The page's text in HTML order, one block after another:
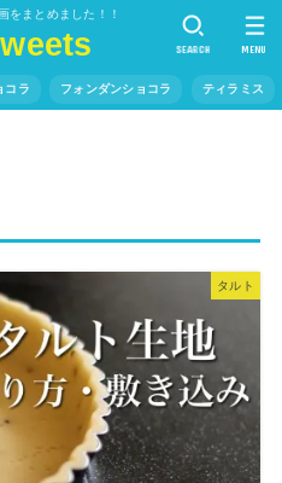
をまとめました！！
コラ フォンダンショコラ ティラミス
SEARCH MENU
タルト